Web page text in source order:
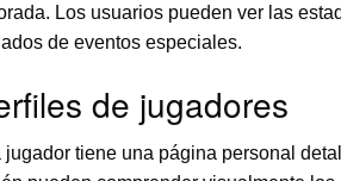
Los usuarios pueden ver las
de eventos especiales.
de jugadores
jugador tiene una página personal